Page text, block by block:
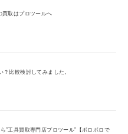
買取はプロツールへ
比較検討してみました。
”工具買取専門店プロツール”【ボロボロで